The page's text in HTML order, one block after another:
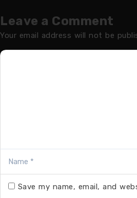
Leave a Comment
Your email address will not be
Save my name, email, and